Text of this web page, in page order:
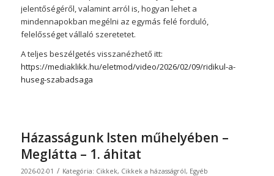
jelentőségéről, valamint arról is, hogyan lehet a
mindennapokban megélni az egymás felé forduló,
felelősséget vállaló szeretetet.
A teljes beszélgetés visszanézhető itt:
https://mediaklikk.hu/eletmod/video/2026/02/09/ridikul-a-
huseg-szabadsaga
Házasságunk Isten műhelyében –
Meglátta – 1. áhitat
2026-02-01 / Kategória: Cikkek, Cikkek a házasságról, Egyéb